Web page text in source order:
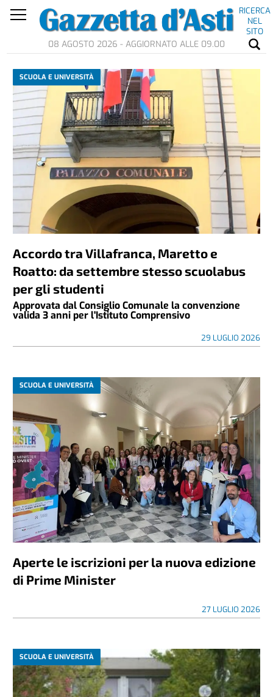
RICERCA
NEL
SITO
08 AGOSTO 2026 - AGGIORNATO ALLE 09.00
SCUOLA E UNIVERSITÀ
Accordo tra Villafranca, Maretto e
Roatto: da settembre stesso scuolabus
per gli studenti
Approvata dal Consiglio Comunale la convenzione
valida 3 anni per l'Istituto Comprensivo
29 LUGLIO 2026
SCUOLA E UNIVERSITÀ
Aperte le iscrizioni per la nuova edizione
di Prime Minister
27 LUGLIO 2026
SCUOLA E UNIVERSITÀ